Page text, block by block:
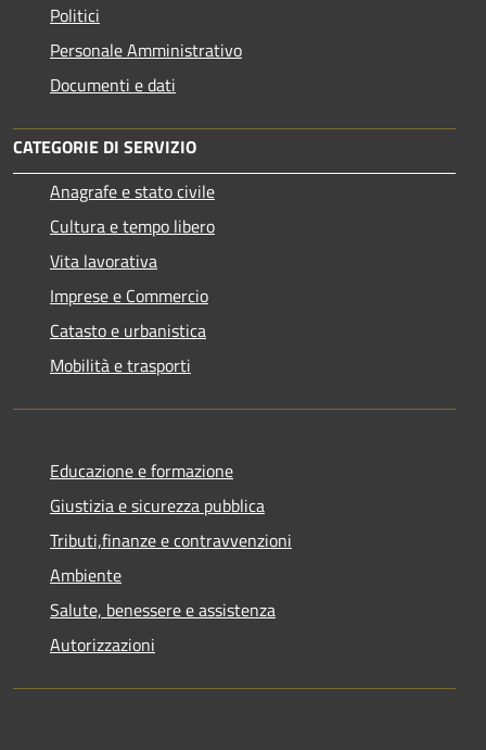
Politici
Personale Amministrativo
Documenti e dati
CATEGORIE DI SERVIZIO
Anagrafe e stato civile
Cultura e tempo libero
Vita lavorativa
Imprese e Commercio
Catasto e urbanistica
Mobilità e trasporti
Educazione e formazione
Giustizia e sicurezza pubblica
Tributi,finanze e contravvenzioni
Ambiente
Salute, benessere e assistenza
Autorizzazioni